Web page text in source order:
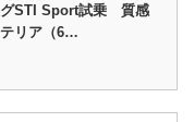
グSTI Sport試乗 質感
リア（6…